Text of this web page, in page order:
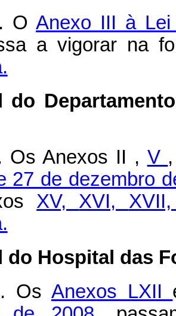
OAnexo III à Lei
a vigorar na
do
OsAnexos II , V
27 de dezembro
XV, XVI,
do Hospital das
Os Anexos LXII